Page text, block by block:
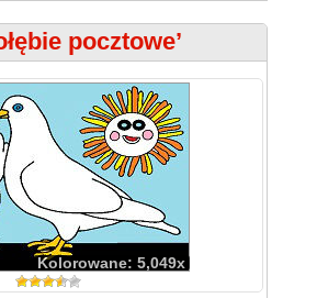
pocztowe’
Kolorowane: 5,049x